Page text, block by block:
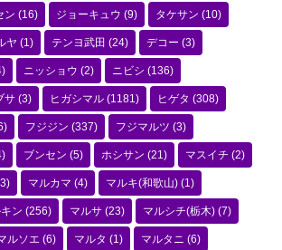
ン (16) ジョーキュウ (9) タケサン (10)
ヤ (1) テンヨ武田 (24) デコー (3)
ニッショウ (2) ニビシ (136)
サ (3) ヒガシマル (1181) ヒゲタ (308)
フジジン (337) フジマルツ (3)
ブンセン (5) ホシサン (21) マスイチ (2)
マルカマ (4) マルキ(和歌山) (1)
ン (256) マルサ (23) マルシチ(栃木) (7)
ルソエ (6) マルタ (1) マルタニ (6)